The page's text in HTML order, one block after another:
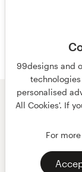
99designs and
personalised
All Cookies'. If
For